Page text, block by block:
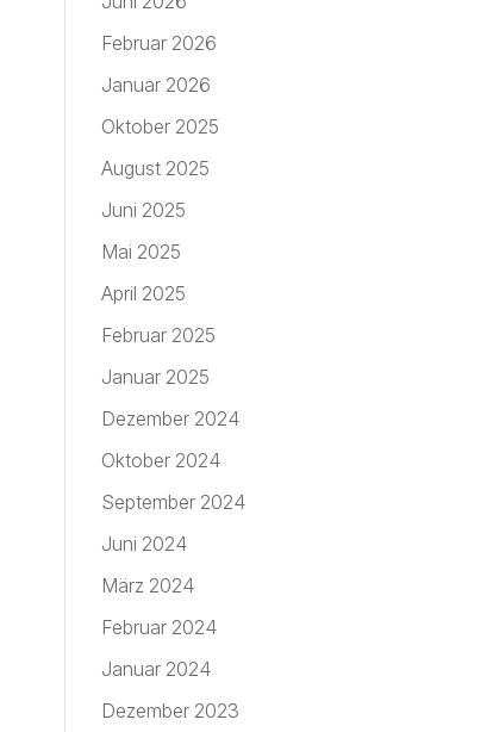
Februar 2026
Januar 2026
Oktober 2025
August 2025
Juni 2025
Mai 2025
April 2025
Februar 2025
Januar 2025
Dezember 2024
Oktober 2024
September 2024
Juni 2024
März 2024
Februar 2024
Januar 2024
Dezember 2023